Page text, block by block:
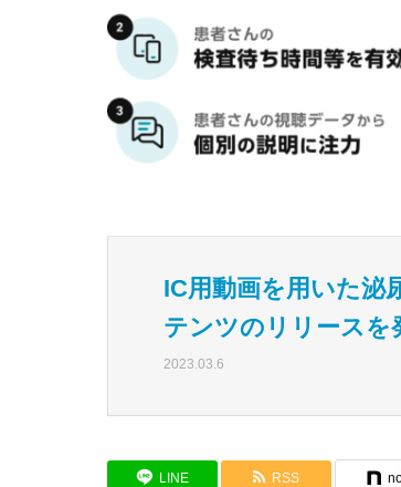
IC用動画を用いた泌
テンツのリリースを
2023.03.6
LINE RSS